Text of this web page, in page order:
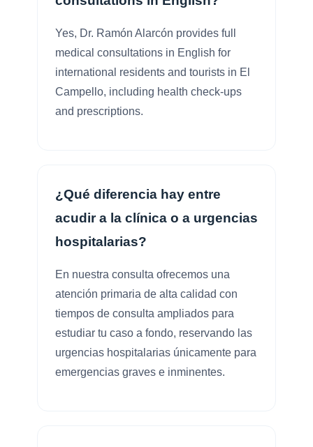
Yes, Dr. Ramón Alarcón provides full
medical consultations in English for
international residents and tourists in El
Campello, including health check-ups
and prescriptions.
¿Qué diferencia hay entre
acudir a la clínica o a urgencias
hospitalarias?
En nuestra consulta ofrecemos una
atención primaria de alta calidad con
tiempos de consulta ampliados para
estudiar tu caso a fondo, reservando las
urgencias hospitalarias únicamente para
emergencias graves e inminentes.